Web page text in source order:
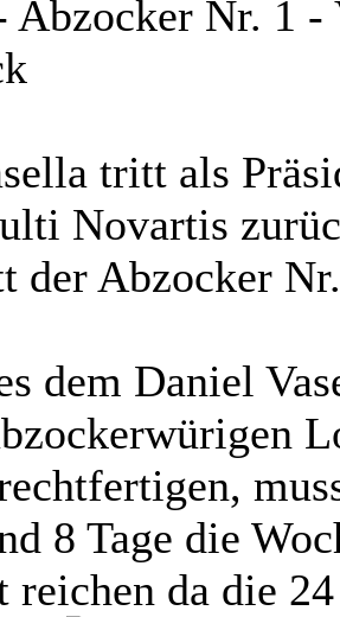
Abzocker Nr. 1 -
tritt als
Novartis
der Abzocker
dem Daniel
8 Tage die
reichen da die